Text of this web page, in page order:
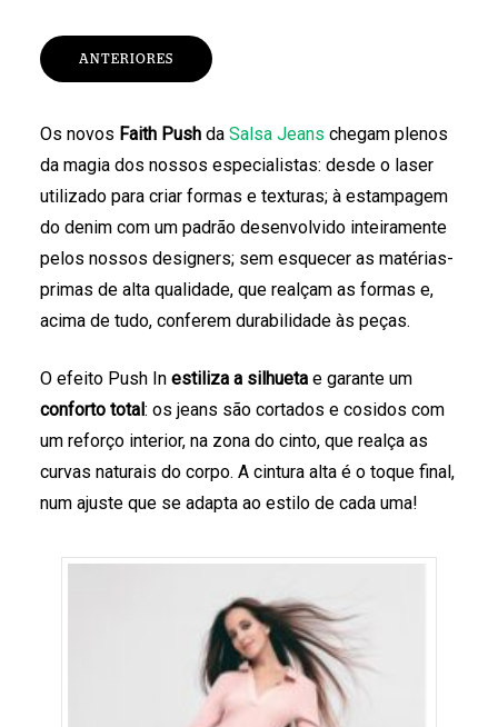
ANTERIORES
Os novos Faith Pushda Salsa Jeans chegam plenos
da magia dos nossos especialistas: desde o laser
utilizado para criar formas e texturas; à estampagem
do denim com um padrão desenvolvido inteiramente
pelos nossos designers; sem esquecer as matérias-
primas de alta qualidade, que realçam as formas e,
acima de tudo, conferem durabilidade às peças.
O efeito Push In estiliza a silhuetae garante um
conforto total: os jeans são cortados e cosidos com
um reforço interior, na zona do cinto, que realça as
curvas naturais do corpo. A cintura alta é o toque final,
num ajuste que se adapta ao estilo de cada uma!